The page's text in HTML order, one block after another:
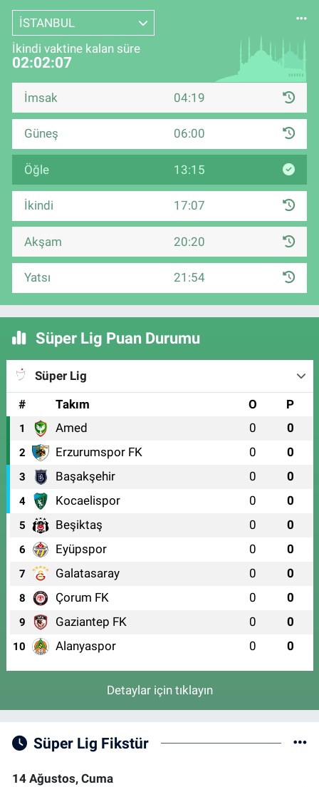
İSTANBUL
İkindi vaktine kalan süre
02:02:06
İmsak 04:19
Güneş 06:00
Öğle 13:15
İkindi 17:07
Akşam 20:20
Yatsı 21:54
Süper Lig Puan Durumu
Süper Lig
#
Takım O P
1 Amed 0 0
2 Erzurumspor FK 0 0
3 Başakşehir 0 0
4 Kocaelispor 0 0
5 Beşiktaş 0 0
6 Eyüpspor 0 0
7 Galatasaray 0 0
8 Çorum FK 0 0
9 Gaziantep FK 0 0
10 Alanyaspor 0 0
Detaylar için tıklayın
Süper Lig Fikstür
14 Ağustos, Cuma